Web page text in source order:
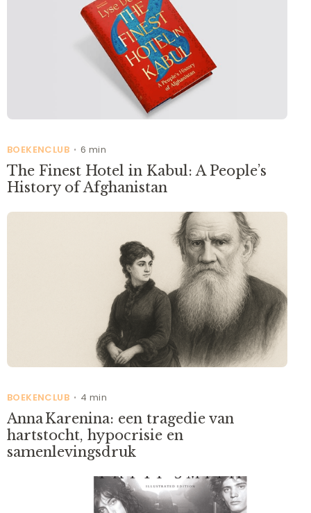
BOEKENCLUB • 6 min
The Finest Hotel in Kabul: A People’s
History of Afghanistan
BOEKENCLUB • 4 min
Anna Karenina: een tragedie van
hartstocht, hypocrisie en
samenlevingsdruk